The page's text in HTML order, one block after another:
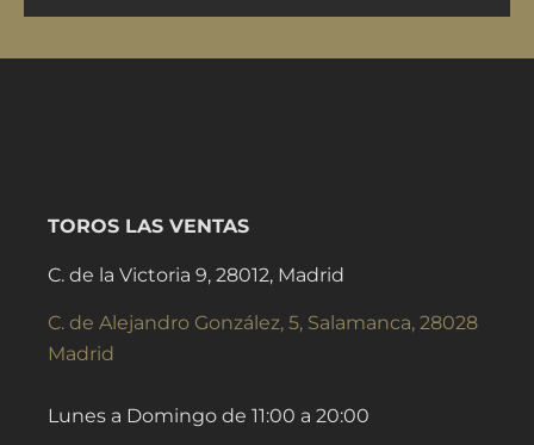
TOROS LAS VENTAS
C. de la Victoria 9, 28012, Madrid
C. de Alejandro González, 5, Salamanca, 28028
Madrid
Lunes a Domingo de 11:00 a 20:00